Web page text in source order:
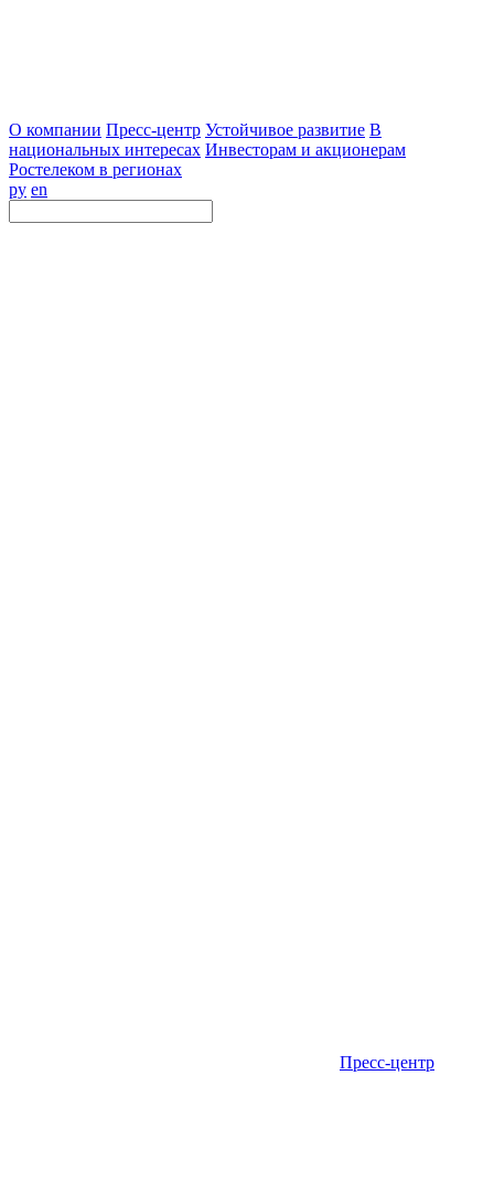
О компании Пресс-центр Устойчивое развитие В
национальных интересах Инвесторам и акционерам
Ростелеком в регионах
ру en
Пресс-центр